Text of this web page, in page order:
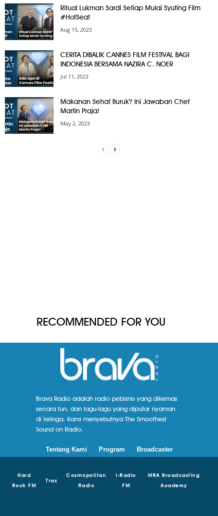
Ritual Lukman Sardi Setiap Mulai Syuting Film
#HotSeat
Aug 15, 2023
CERITA DIBALIK CANNES FILM FESTIVAL BAGI
INDONESIA BERSAMA NAZIRA C. NOER
Jul 11, 2023
Makanan Sehat Buruk? Ini Jawaban Chef
Martin Praja!
May 2, 2023
RECOMMENDED FOR YOU
Brava Radio adalah radio pebisnis yang dikemas
secara fun, dan lagu-lagu yang diputar nyaman
di telinga. Kami menyebutnya The Smoothest
Sound on Radio.
Tentang Kami Program Broadcaster
Hard
Rock FM
Trax
Cosmopolitan
Radio
I-Radio
FM
MRA Broadcasting
Academy